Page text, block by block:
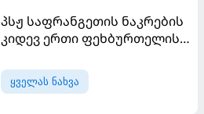
პსჟ საფრანგეთის ნაკრების
კიდევ ერთი ფეხბურთელის
ყველას ნახვა